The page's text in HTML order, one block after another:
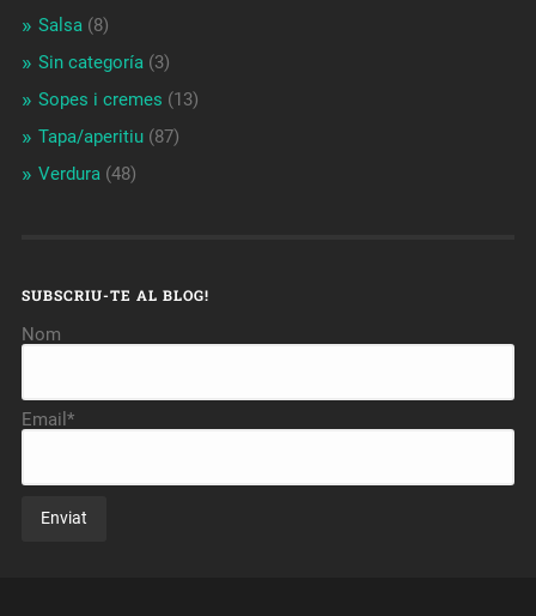
Salsa(8)
Sin categoría(3)
Sopes i cremes (13)
Tapa/aperitiu(87)
Verdura(48)
SUBSCRIU-TE AL BLOG!
Nom
Email*